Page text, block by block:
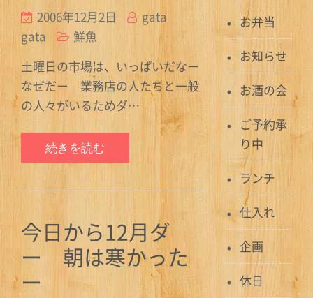
2006年12月2日
gata
gata
鮮魚
土曜日の市場は、いっぱいだなー
なぜだー 業務店の人たちと一般
の人々がいるためダ…
続きを読む
今日から12月ダ
ー 朝は寒かった
ー
お弁当
お知らせ
お酒の会
ご予約承
り中
ランチ
仕入れ
企画
休日